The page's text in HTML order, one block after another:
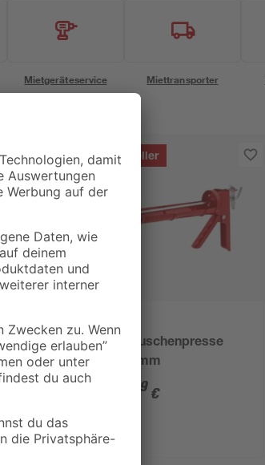
Mietgeräteservice Miettransporter
1690 x
Bestseller
Kartuschenpresse
230 mm
99 €